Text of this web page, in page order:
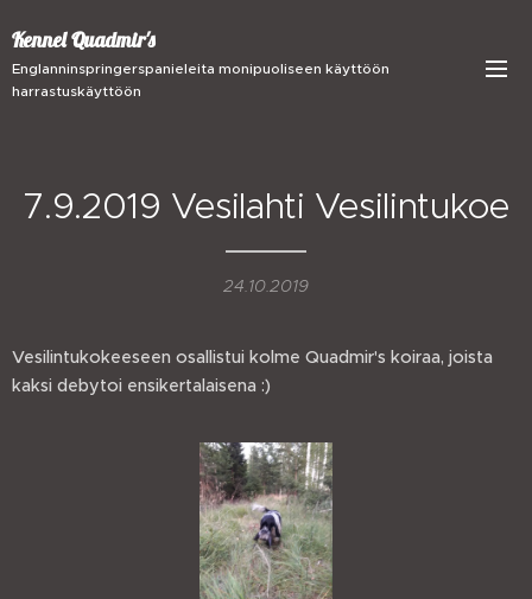
Kennel Quadmir's
Englanninspringerspanieleita monipuoliseen käyttöön
harrastuskäyttöön
7.9.2019 Vesilahti Vesilintukoe
24.10.2019
Vesilintukokeeseen osallistui kolme Quadmir's koiraa, joista
kaksi debytoi ensikertalaisena :)